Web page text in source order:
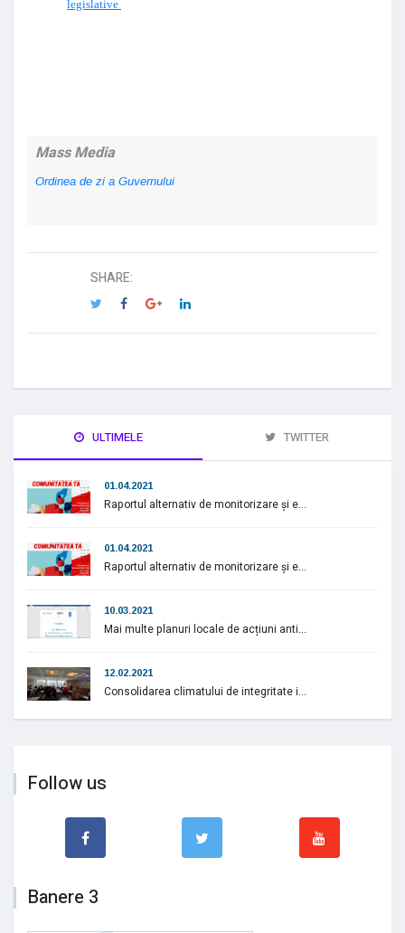
legislative
Mass Media
Ordinea de zi a Guvernului
SHARE:
ULTIMELE TWITTER
01.04.2021
Raportul alternativ de monitorizare și e...
01.04.2021
Raportul alternativ de monitorizare și e...
10.03.2021
Mai multe planuri locale de acțiuni anti...
12.02.2021
Consolidarea climatului de integritate i...
Follow us
Banere 3